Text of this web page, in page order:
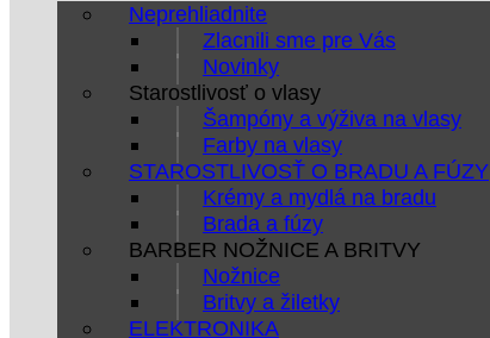
Neprehliadnite
Zlacnili sme pre Vás
Novinky
Starostlivosť o vlasy
Šampóny a výživa na vlasy
Farby na vlasy
STAROSTLIVOSŤ O BRADU A FÚZY
Krémy a mydlá na bradu
Brada a fúzy
BARBER NOŽNICE A BRITVY
Nožnice
Britvy a žiletky
ELEKTRONIKA